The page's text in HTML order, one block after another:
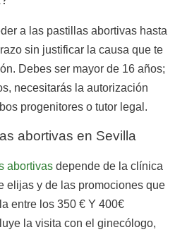
a las pastillas abortivas hasta
sin justificar la causa que te
Debes ser mayor de 16 años;
necesitarás la autorización
progenitores o tutor legal.
abortivas en Sevilla
abortivas depende de la clínica
elijas y de las promociones que
entre los 350 € Y 400€
la visita con el ginecólogo,